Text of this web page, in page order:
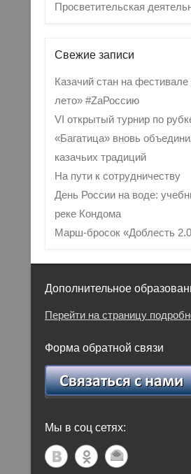
Просветительская
Свежие записи
Казачий стан на
лето» #ZaРоссию
VI открытый турнир по
«Багатица» вновь
казачьих традиций
На пути к сотрудничеству
День России на воде:
реке Кондома
Марш-бросок «Доблесть
Дополнительное
Перейти на страницу
Форма обратной связи
Мы в соц сетях: